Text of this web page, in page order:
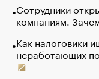
Сотрудники
компаниям.
Как налоговики
неработающих